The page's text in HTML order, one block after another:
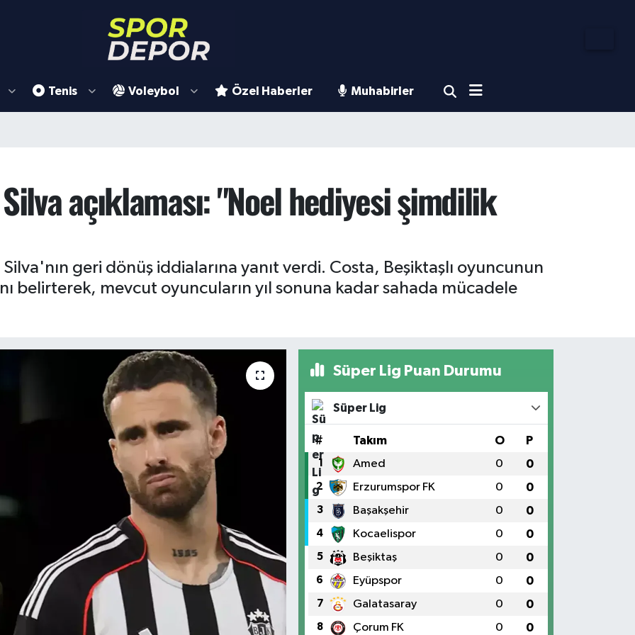
Tenis Voleybol Özel Haberler Muhabirler
açıklaması: "Noel hediyesi şimdilik
Silva'nın geri dönüş iddialarına yanıt verdi. Costa, Beşiktaşlı oyuncunun
belirterek, mevcut oyuncuların yıl sonuna kadar sahada mücadele
Süper Lig Puan Durumu
Süper Lig
# Takım O P
1 Amed 0 0
2 Erzurumspor FK 0 0
3 Başakşehir 0 0
4 Kocaelispor 0 0
5 Beşiktaş 0 0
6 Eyüpspor 0 0
7 Galatasaray 0 0
8 Çorum FK 0 0